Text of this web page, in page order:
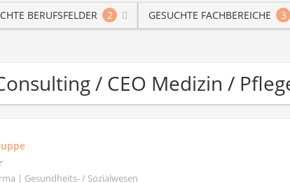
BERUFSFELDER 2 GESUCHTE FACHBEREICHE 3
/ CEO Medizin /
| Gesundheits- / Sozialwesen